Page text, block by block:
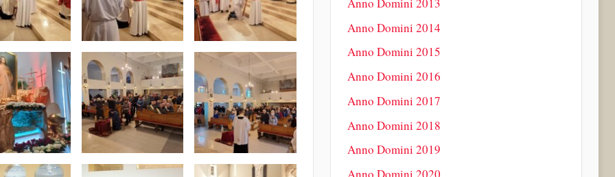
Anno Domini 2014
Anno Domini 2015
Anno Domini 2016
Anno Domini 2017
Anno Domini 2018
Anno Domini 2019